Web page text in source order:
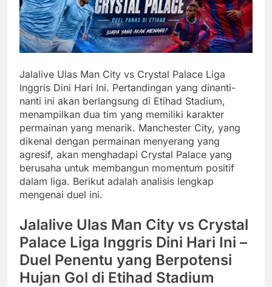
Jalalive Ulas Man City vs Crystal Palace Liga
Inggris Dini Hari Ini. Pertandingan yang dinanti-
nanti ini akan berlangsung di Etihad Stadium,
menampilkan dua tim yang memiliki karakter
permainan yang menarik. Manchester City, yang
dikenal dengan permainan menyerang yang
agresif, akan menghadapi Crystal Palace yang
berusaha untuk membangun momentum positif
dalam liga. Berikut adalah analisis lengkap
mengenai duel ini.
Jalalive Ulas Man City vs Crystal
Palace Liga Inggris Dini Hari Ini –
Duel Penentu yang Berpotensi
Hujan Gol di Etihad Stadium